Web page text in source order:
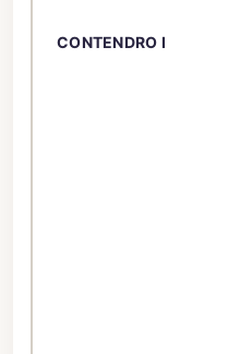
CONTENDRO I